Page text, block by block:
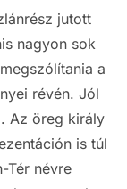
jutott
nagyon sok
a
révén. Jól
Az öreg király
is túl
Tér névre